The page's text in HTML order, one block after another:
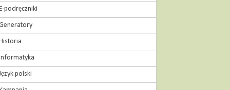
podręczniki
polski